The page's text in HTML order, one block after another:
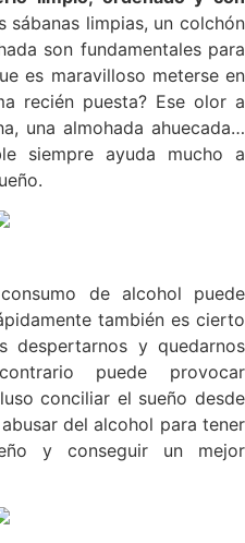
sábanas limpias, un colchón
son fundamentales para
es maravilloso meterse en
recién puesta? Ese olor a
una almohada ahuecada…
siempre ayuda mucho a
de alcohol puede
también es cierto
despertarnos y quedarnos
puede provocar
conciliar el sueño desde
del alcohol para tener
y conseguir un mejor